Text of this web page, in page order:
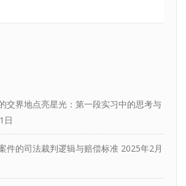
交界地点亮星光：第一段实习中的思考与
日
件的司法裁判逻辑与赔偿标准 2025年2月